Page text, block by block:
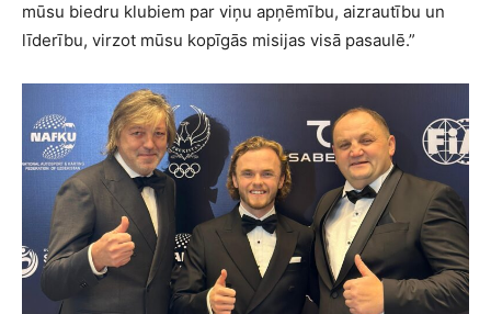
mūsu biedru klubiem par viņu apņēmību, aizrautību un
līderību, virzot mūsu kopīgās misijas visā pasaulē.”